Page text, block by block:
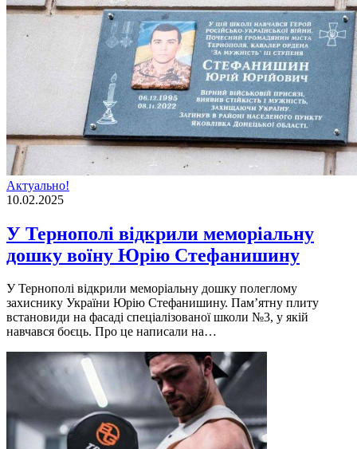
Актуально!
10.02.2025
У Тернополі відкрили меморіальну
дошку воїну Юрію Стефанишину
У Тернополі відкрили меморіальну дошку полеглому
захиснику України Юрію Стефанишину. Пам’ятну плиту
встановиди на фасаді спеціалізованої школи №3, у якій
навчався боєць. Про це написали на…